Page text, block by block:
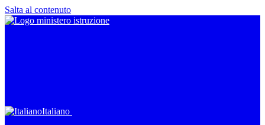
Salta al contenuto
Italiano